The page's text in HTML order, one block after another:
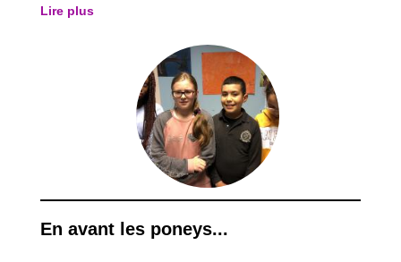
animateurs présents nous ont fait découvrir un jeu qu’ils
Lire plus
En avant les poneys...